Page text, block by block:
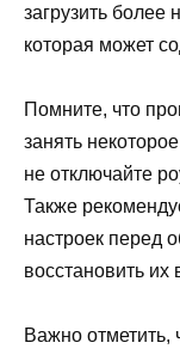
загрузить
которая может
Помните, что
занять
не отключайте
Также
настроек перед
восстановить их
Важно отметить,